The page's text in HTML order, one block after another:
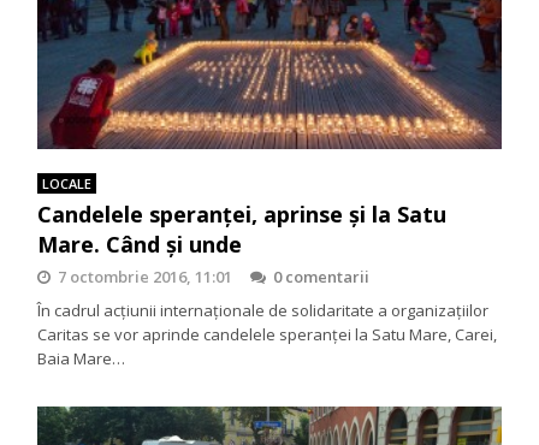
LOCALE
Candelele speranței, aprinse și la Satu
Mare. Când și unde
7 octombrie 2016, 11:01
0 comentarii
În cadrul acțiunii internaționale de solidaritate a organizațiilor
Caritas se vor aprinde candelele speranței la Satu Mare, Carei,
Baia Mare…